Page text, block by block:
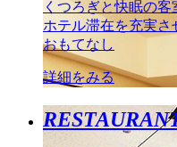
くつろぎと快眠の客
ホテル滞在を充実さ
おもてなし
詳細をみる